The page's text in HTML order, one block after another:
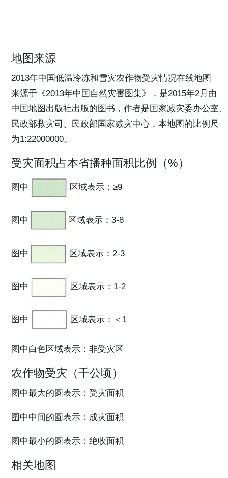
地图来源
2013年中国低温冷冻和雪灾农作物受灾情况在线地图
来源于《2013年中国自然灾害图集》，是2015年2月由
中国地图出版社出版的图书，作者是国家减灾委办公室、
民政部救灾司、民政部国家减灾中心，本地图的比例尺
为1:22000000。
受灾面积占本省播种面积比例（%）
图中 区域表示：≥9
图中 区域表示：3-8
图中 区域表示：2-3
图中 区域表示：1-2
图中 区域表示：＜1
图中白色区域表示：非受灾区
农作物受灾（千公顷）
图中最大的圆表示：受灾面积
图中中间的圆表示：成灾面积
图中最小的圆表示：绝收面积
相关地图